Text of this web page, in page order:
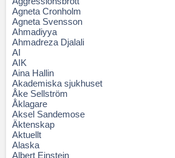
Agneta Cronholm
Agneta Svensson
Ahmadiyya
Ahmadreza Djalali
AI
AIK
Aina Hallin
Akademiska sjukhuset
Åke Sellström
Åklagare
Aksel Sandemose
Äktenskap
Aktuellt
Alaska
Albert Einstein